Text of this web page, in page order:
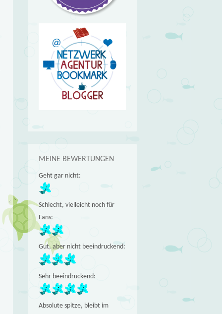
MEINE BEWERTUNGEN
Geht gar nicht:
Schlecht, vielleicht noch für
Fans:
Gut, aber nicht beeindruckend:
Sehr beeindruckend:
Absolute spitze, bleibt im